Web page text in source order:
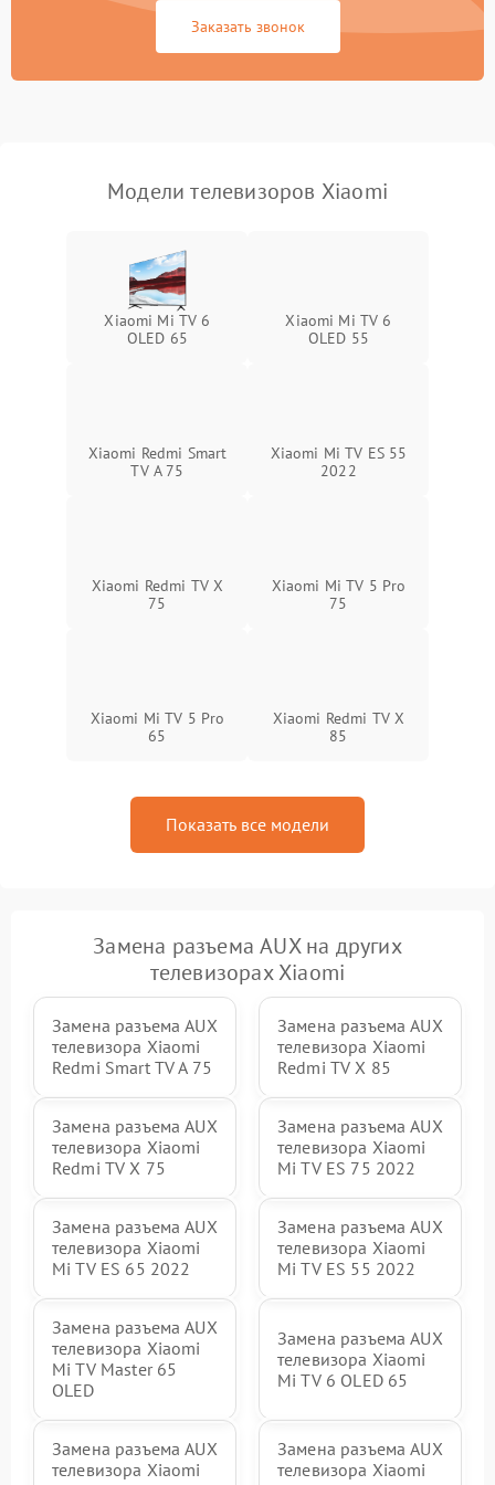
Заказать звонок
Модели телевизоров Xiaomi
Xiaomi Mi TV 6
OLED 65
Xiaomi Mi TV 6
OLED 55
Xiaomi Redmi Smart
TV A 75
Xiaomi Mi TV ES 55
2022
Xiaomi Redmi TV X
75
Xiaomi Mi TV 5 Pro
75
Xiaomi Mi TV 5 Pro
65
Xiaomi Redmi TV X
85
Показать все модели
Замена разъема AUX на других
телевизорах Xiaomi
Замена разъема AUX
телевизора Xiaomi
Redmi Smart TV A 75
Замена разъема AUX
телевизора Xiaomi
Redmi TV X 85
Замена разъема AUX
телевизора Xiaomi
Redmi TV X 75
Замена разъема AUX
телевизора Xiaomi
Mi TV ES 75 2022
Замена разъема AUX
телевизора Xiaomi
Mi TV ES 65 2022
Замена разъема AUX
телевизора Xiaomi
Mi TV ES 55 2022
Замена разъема AUX
телевизора Xiaomi
Mi TV Master 65
OLED
Замена разъема AUX
телевизора Xiaomi
Mi TV 6 OLED 65
Замена разъема AUX
телевизора Xiaomi
Замена разъема AUX
телевизора Xiaomi